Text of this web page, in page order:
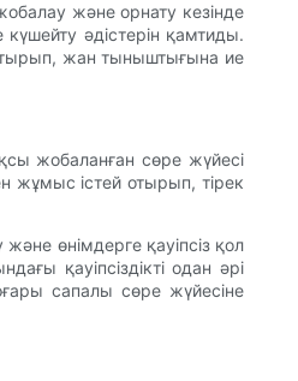
және орнату кезінде
әдістерін қамтиды.
жан тыныштығына ие
жобаланған сөре жүйесі
жұмыс істей отырып, тірек
өнімдерге қауіпсіз қол
қауіпсіздікті одан әрі
сапалы сөре жүйесіне